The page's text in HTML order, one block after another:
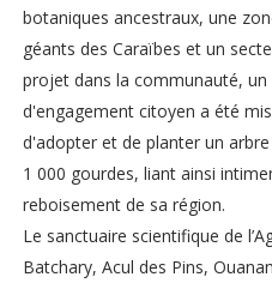
botaniques ancestraux, une
géants des Caraïbes et un
projet dans la communauté,
d'engagement citoyen a été
d'adopter et de planter un
1 000 gourdes, liant ainsi
reboisement de sa région.
Le sanctuaire scientifique de
Batchary, Acul des Pins,